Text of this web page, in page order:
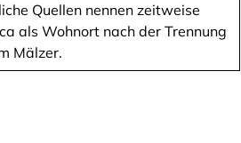
Quellen nennen zeitweise
als Wohnort nach der Trennung
Mälzer.